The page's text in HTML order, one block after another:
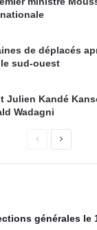
de déplacés
sud-ouest
Julien Kandé
Wadagni
générales le